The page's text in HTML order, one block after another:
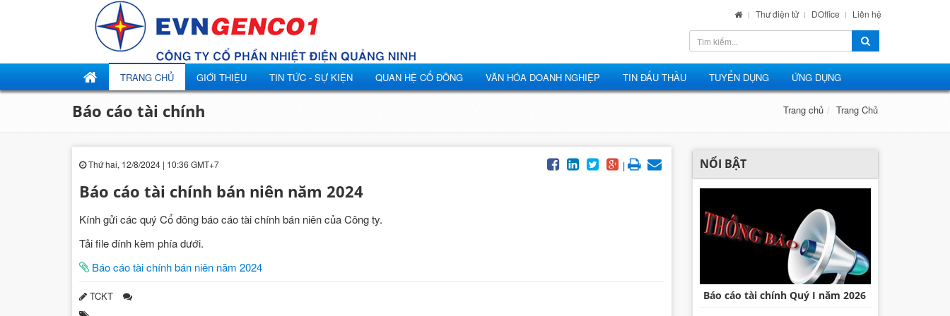
Thư điện tử DOffice Liên hệ
TRANG CHỦ GIỚI THIỆU TIN TỨC - SỰ KIỆN QUAN HỆ CỔ ĐÔNG VĂN HÓA DOANH NGHIỆP TIN ĐẤU THẦU TUYỂN DỤNG ỨNG DỤNG
Báo cáo tài chính Trang chủ Trang Chủ
Thứ hai, 12/8/2024 | 10:36 GMT+7 |
Báo cáo tài chính bán niên năm 2024
Kính gửi các quý Cổ đông báo cáo tài chính bán niên của Công ty.
Tải file đính kèm phía dưới.
Báo cáo tài chính bán niên năm 2024
TCKT
NỔI BẬT
Báo cáo tài chính Quý I năm 2026